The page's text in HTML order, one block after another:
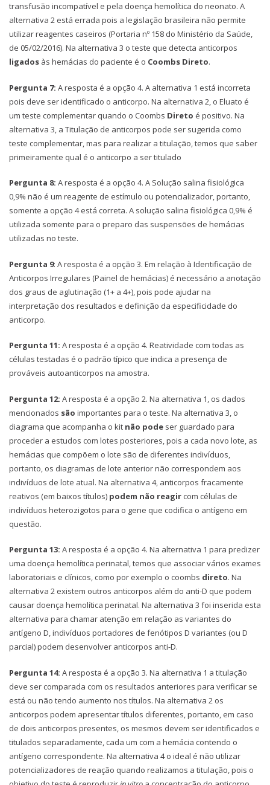
transfusão incompatível e pela doença hemolítica do neonato. A
alternativa 2 está errada pois a legislação brasileira não permite
utilizar reagentes caseiros (Portaria nº 158 do Ministério da Saúde,
de 05/02/2016). Na alternativa 3 o teste que detecta anticorpos
ligados às hemácias do paciente é o Coombs Direto.
Pergunta 7: A resposta é a opção 4. A alternativa 1 está incorreta
pois deve ser identificado o anticorpo. Na alternativa 2, o Eluato é
um teste complementar quando o Coombs Direto é positivo. Na
alternativa 3, a Titulação de anticorpos pode ser sugerida como
teste complementar, mas para realizar a titulação, temos que saber
primeiramente qual é o anticorpo a ser titulado
Pergunta 8: A resposta é a opção 4. A Solução salina fisiológica
0,9% não é um reagente de estímulo ou potencializador, portanto,
somente a opção 4 está correta. A solução salina fisiológica 0,9% é
utilizada somente para o preparo das suspensões de hemácias
utilizadas no teste.
Pergunta 9: A resposta é a opção 3. Em relação à Identificação de
Anticorpos Irregulares (Painel de hemácias) é necessário a anotação
dos graus de aglutinação (1+ a 4+), pois pode ajudar na
interpretação dos resultados e definição da especificidade do
anticorpo.
Pergunta 11: A resposta é a opção 4. Reatividade com todas as
células testadas é o padrão típico que indica a presença de
prováveis autoanticorpos na amostra.
Pergunta 12: A resposta é a opção 2. Na alternativa 1, os dados
mencionados são importantes para o teste. Na alternativa 3, o
diagrama que acompanha o kit não pode ser guardado para
proceder a estudos com lotes posteriores, pois a cada novo lote, as
hemácias que compõem o lote são de diferentes indivíduos,
portanto, os diagramas de lote anterior não correspondem aos
indivíduos de lote atual. Na alternativa 4, anticorpos fracamente
reativos (em baixos títulos) podem não reagir com células de
indivíduos heterozigotos para o gene que codifica o antígeno em
questão.
Pergunta 13: A resposta é a opção 4. Na alternativa 1 para predizer
uma doença hemolítica perinatal, temos que associar vários exames
laboratoriais e clínicos, como por exemplo o coombs direto. Na
alternativa 2 existem outros anticorpos além do anti-D que podem
causar doença hemolítica perinatal. Na alternativa 3 foi inserida esta
alternativa para chamar atenção em relação as variantes do
antígeno D, indivíduos portadores de fenótipos D variantes (ou D
parcial) podem desenvolver anticorpos anti-D.
Pergunta 14: A resposta é a opção 3. Na alternativa 1 a titulação
deve ser comparada com os resultados anteriores para verificar se
está ou não tendo aumento nos títulos. Na alternativa 2 os
anticorpos podem apresentar títulos diferentes, portanto, em caso
de dois anticorpos presentes, os mesmos devem ser identificados e
titulados separadamente, cada um com a hemácia contendo o
antígeno correspondente. Na alternativa 4 o ideal é não utilizar
potencializadores de reação quando realizamos a titulação, pois o